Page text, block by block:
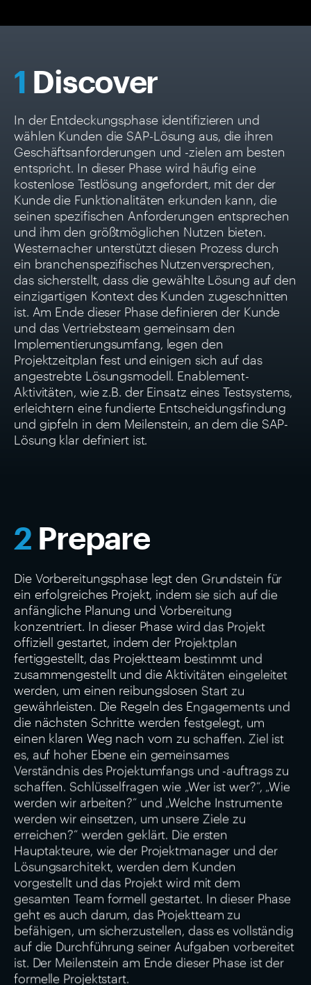
1 Discover
In der Entdeckungsphase identifizieren und
wählen Kunden die SAP-Lösung aus, die ihren
Geschäftsanforderungen und -zielen am besten
entspricht. In dieser Phase wird häufig eine
kostenlose Testlösung angefordert, mit der der
Kunde die Funktionalitäten erkunden kann, die
seinen spezifischen Anforderungen entsprechen
und ihm den größtmöglichen Nutzen bieten.
Westernacher unterstützt diesen Prozess durch
ein branchenspezifisches Nutzenversprechen,
das sicherstellt, dass die gewählte Lösung auf den
einzigartigen Kontext des Kunden zugeschnitten
ist. Am Ende dieser Phase definieren der Kunde
und das Vertriebsteam gemeinsam den
Implementierungsumfang, legen den
Projektzeitplan fest und einigen sich auf das
angestrebte Lösungsmodell. Enablement-
Aktivitäten, wie z.B. der Einsatz eines Testsystems,
erleichtern eine fundierte Entscheidungsfindung
und gipfeln in dem Meilenstein, an dem die SAP-
Lösung klar definiert ist.
2 Prepare
Die Vorbereitungsphase legt den Grundstein für
ein erfolgreiches Projekt, indem sie sich auf die
anfängliche Planung und Vorbereitung
konzentriert. In dieser Phase wird das Projekt
offiziell gestartet, indem der Projektplan
fertiggestellt, das Projektteam bestimmt und
zusammengestellt und die Aktivitäten eingeleitet
werden, um einen reibungslosen Start zu
gewährleisten. Die Regeln des Engagements und
die nächsten Schritte werden festgelegt, um
einen klaren Weg nach vorn zu schaffen. Ziel ist
es, auf hoher Ebene ein gemeinsames
Verständnis des Projektumfangs und -auftrags zu
schaffen. Schlüsselfragen wie „Wer ist wer?“, „Wie
werden wir arbeiten?“ und „Welche Instrumente
werden wir einsetzen, um unsere Ziele zu
erreichen?“ werden geklärt. Die ersten
Hauptakteure, wie der Projektmanager und der
Lösungsarchitekt, werden dem Kunden
vorgestellt und das Projekt wird mit dem
gesamten Team formell gestartet. In dieser Phase
geht es auch darum, das Projektteam zu
befähigen, um sicherzustellen, dass es vollständig
auf die Durchführung seiner Aufgaben vorbereitet
ist. Der Meilenstein am Ende dieser Phase ist der
formelle Projektstart.